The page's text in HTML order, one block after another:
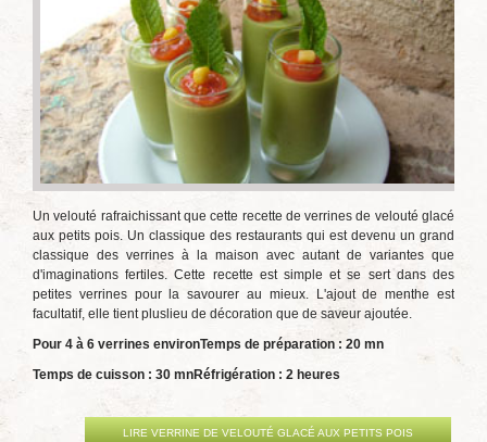
Un velouté rafraichissant que cette recette de verrines de velouté glacé
aux petits pois. Un classique des restaurants qui est devenu un grand
classique des verrines à la maison avec autant de variantes que
d'imaginations fertiles. Cette recette est simple et se sert dans des
petites verrines pour la savourer au mieux. L'ajout de menthe est
facultatif, elle tient pluslieu de décoration que de saveur ajoutée.
Pour 4 à 6 verrines environTemps de préparation : 20 mn
Temps de cuisson : 30 mnRéfrigération : 2 heures
LIRE VERRINE DE VELOUTÉ GLACÉ AUX PETITS POIS